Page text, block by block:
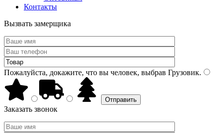
Контакты
Вызвать замерщика
Пожалуйста, докажите, что вы человек, выбрав Грузовик.
Заказать звонок